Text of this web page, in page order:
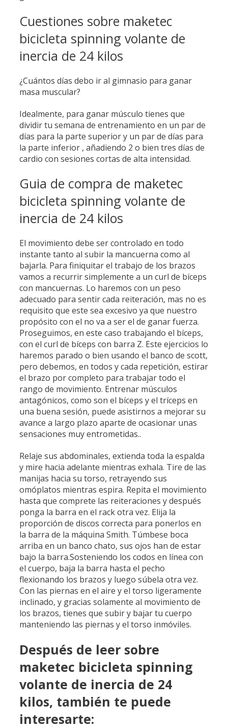
Cuestiones sobre maketec
bicicleta spinning volante de
inercia de 24 kilos
¿Cuántos días debo ir al gimnasio para ganar
masa muscular?
Idealmente, para ganar músculo tienes que
dividir tu semana de entrenamiento en un par de
días para la parte superior y un par de días para
la parte inferior , añadiendo 2 o bien tres días de
cardio con sesiones cortas de alta intensidad.
Guia de compra de maketec
bicicleta spinning volante de
inercia de 24 kilos
El movimiento debe ser controlado en todo
instante tanto al subir la mancuerna como al
bajarla. Para finiquitar el trabajo de los brazos
vamos a recurrir simplemente a un curl de bíceps
con mancuernas. Lo haremos con un peso
adecuado para sentir cada reiteración, mas no es
requisito que este sea excesivo ya que nuestro
propósito con el no va a ser el de ganar fuerza.
Proseguimos, en este caso trabajando el bíceps,
con el curl de bíceps con barra Z. Este ejercicios lo
haremos parado o bien usando el banco de scott,
pero debemos, en todos y cada repetición, estirar
el brazo por completo para trabajar todo el
rango de movimiento. Entrenar músculos
antagónicos, como son el bíceps y el tríceps en
una buena sesión, puede asistirnos a mejorar su
avance a largo plazo aparte de ocasionar unas
sensaciones muy entrometidas..
Relaje sus abdominales, extienda toda la espalda
y mire hacia adelante mientras exhala. Tire de las
manijas hacia su torso, retrayendo sus
omóplatos mientras espira. Repita el movimiento
hasta que comprete las reiteraciones y después
ponga la barra en el rack otra vez. Elija la
proporción de discos correcta para ponerlos en
la barra de la máquina Smith. Túmbese boca
arriba en un banco chato, sus ojos han de estar
bajo la barra.Sosteniendo los codos en línea con
el cuerpo, baja la barra hasta el pecho
flexionando los brazos y luego súbela otra vez.
Con las piernas en el aire y el torso ligeramente
inclinado, y gracias solamente al movimiento de
los brazos, tienes que subir y bajar tu cuerpo
manteniendo las piernas y el torso inmóviles.
Después de leer sobre
maketec bicicleta spinning
volante de inercia de 24
kilos, también te puede
interesarte: